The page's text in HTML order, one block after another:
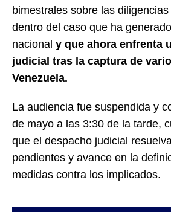
bimestrales sobre las
dentro del caso que ha
nacional y que ahora enfrenta
judicial tras la captura de
Venezuela.
La audiencia fue suspendida y
de mayo a las 3:30 de la tarde,
que el despacho judicial
pendientes y avance en la
medidas contra los implicados.